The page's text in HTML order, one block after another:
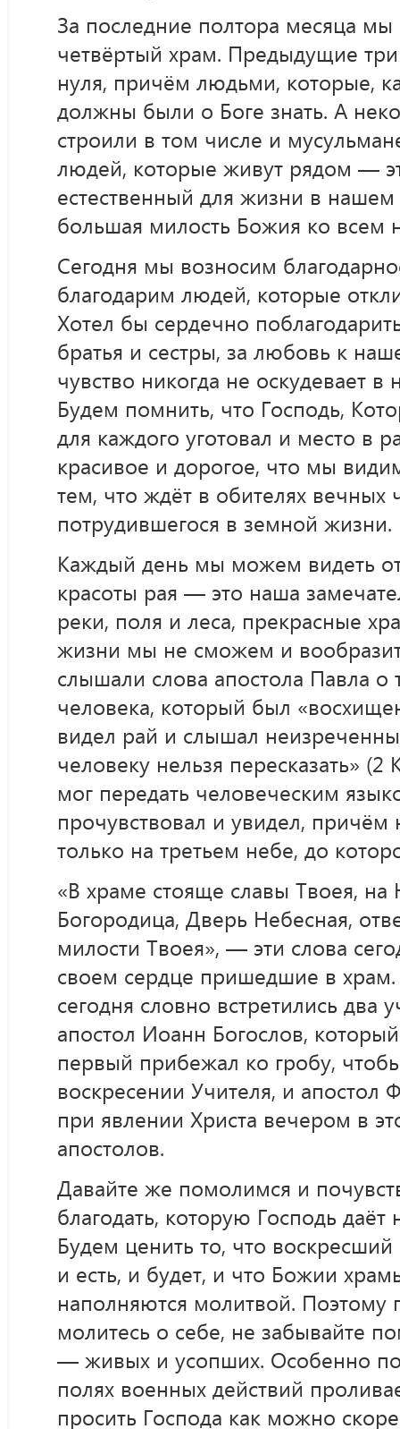
За последние полтора месяца
четвёртый храм. Предыдущие
нуля, причём людьми, которые,
должны были о Боге знать. А
строили в том числе и
людей, которые живут рядом —
естественный для жизни в нашем
большая милость Божия ко всем
Сегодня мы возносим
благодарим людей, которые
Хотел бы сердечно
братья и сестры, за любовь к
чувство никогда не оскудевает
Будем помнить, что Господь,
для каждого уготовал и место в
красивое и дорогое, что мы
тем, что ждёт в обителях вечных
потрудившегося в земной жизни.
Каждый день мы можем видеть
красоты рая — это наша
реки, поля и леса, прекрасные
жизни мы не сможем и
слышали слова апостола Павла о
человека, который был
видел рай и слышал
человеку нельзя пересказать»
мог передать человеческим
прочувствовал и увидел, причём
только на третьем небе, до
«В храме стояще славы Твоея, на
Богородица, Дверь Небесная,
милости Твоея», — эти слова
своем сердце пришедшие в храм.
сегодня словно встретились два
апостол Иоанн Богослов,
первый прибежал ко гробу,
воскресении Учителя, и апостол
при явлении Христа вечером в
апостолов.
Давайте же помолимся и
благодать, которую Господь
Будем ценить то, что
и есть, и будет, и что Божии
наполняются молитвой. Поэтому
молитесь о себе, не забывайте
— живых и усопших. Особенно
полях военных действий
просить Господа как можно